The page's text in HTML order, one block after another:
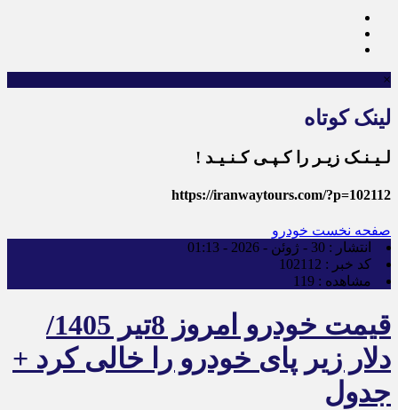
×
لینک کوتاه
لـیـنـک زیـر را کـپـی کـنـیـد !
https://iranwaytours.com/?p=102112
صفحه نخست خودرو
انتشار : 30 - ژوئن - 2026 - 01:13
کد خبر : 102112
مشاهده : 119
قیمت خودرو امروز 8تیر 1405/
دلار زیر پای خودرو را خالی کرد +
جدول